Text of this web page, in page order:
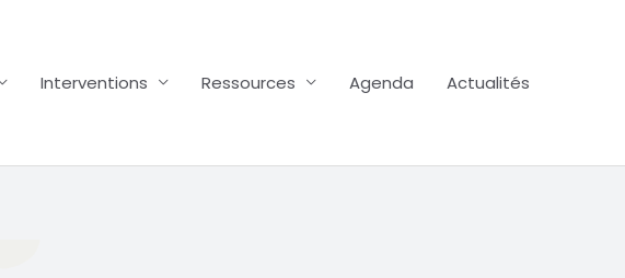
Interventions Ressources Agenda Actualités